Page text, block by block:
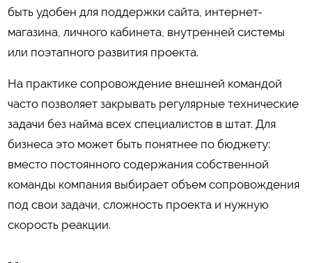
быть удобен для поддержки сайта, интернет-
магазина, личного кабинета, внутренней системы
или поэтапного развития проекта.
На практике сопровождение внешней командой
часто позволяет закрывать регулярные технические
задачи без найма всех специалистов в штат. Для
бизнеса это может быть понятнее по бюджету:
вместо постоянного содержания собственной
команды компания выбирает объем сопровождения
под свои задачи, сложность проекта и нужную
скорость реакции.